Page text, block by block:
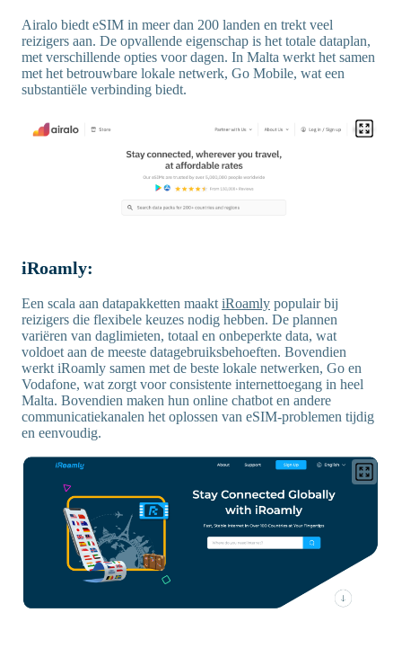
Airalo biedt eSIM in meer dan 200 landen en trekt veel
reizigers aan. De opvallende eigenschap is het totale dataplan,
met verschillende opties voor dagen. In Malta werkt het samen
met het betrouwbare lokale netwerk, Go Mobile, wat een
substantiële verbinding biedt.
iRoamly:
Een scala aan datapakketten maakt iRoamly populair bij
reizigers die flexibele keuzes nodig hebben. De plannen
variëren van daglimieten, totaal en onbeperkte data, wat
voldoet aan de meeste datagebruiksbehoeften. Bovendien
werkt iRoamly samen met de beste lokale netwerken, Go en
Vodafone, wat zorgt voor consistente internettoegang in heel
Malta. Bovendien maken hun online chatbot en andere
communicatiekanalen het oplossen van eSIM-problemen tijdig
en eenvoudig.